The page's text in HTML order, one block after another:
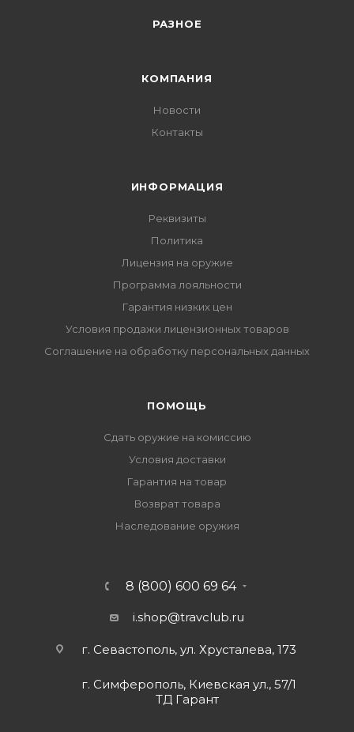
РАЗНОЕ
КОМПАНИЯ
Новости
Контакты
ИНФОРМАЦИЯ
Реквизиты
Политика
Лицензия на оружие
Программа лояльности
Гарантия низких цен
Условия продажи лицензионных товаров
Соглашение на обработку персональных данных
ПОМОЩЬ
Сдать оружие на комиссию
Условия доставки
Гарантия на товар
Возврат товара
Наследование оружия
8 (800) 600 69 64
i.shop@travclub.ru
г. Севастополь, ул. Хрусталева, 173
г. Симферополь, Киевская ул., 57/1
ТД Гарант